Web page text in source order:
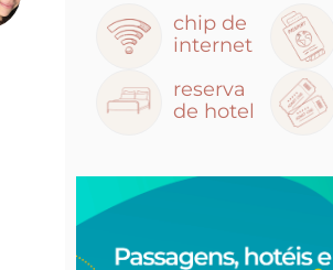
chip de
internet
reserva
de hotel